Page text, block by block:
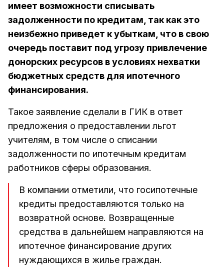
имеет возможности списывать
задолженности по кредитам, так как это
неизбежно приведет к убыткам, что в свою
очередь поставит под угрозу привлечение
донорских ресурсов в условиях нехватки
бюджетных средств для ипотечного
финансирования.
Такое заявление сделали в ГИК в ответ
предложения о предоставлении льгот
учителям, в том числе о списании
задолженности по ипотечным кредитам
работников сферы образования.
В компании отметили, что госипотечные
кредиты предоставляются только на
возвратной основе. Возвращенные
средства в дальнейшем направляются на
ипотечное финансирование других
нуждающихся в жилье граждан.